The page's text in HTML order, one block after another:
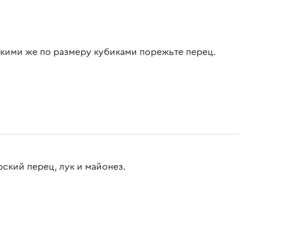
же по размеру кубиками порежьте перец.
перец, лук и майонез.